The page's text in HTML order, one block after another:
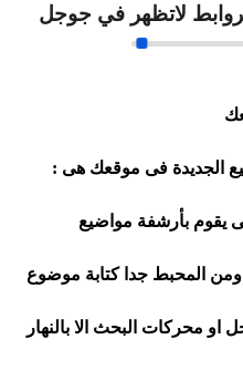
لاتظهر في جوجل
الجديدة فى موقعك هى :
يقوم بأرشفة مواضيع
المحبط جدا كتابة موضوع
محركات البحث الا بالنهار